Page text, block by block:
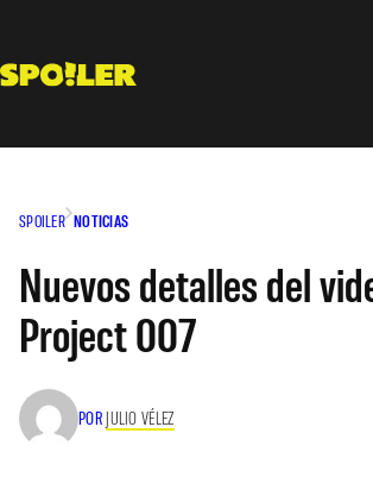
contenido
SPOILER NOTICIAS
Nuevos detalles del
Project 007
POR JULIO VÉLEZ